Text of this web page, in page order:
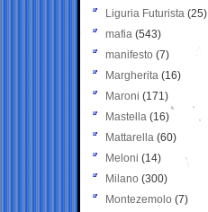
Liguria Futurista (25)
mafia (543)
manifesto (7)
Margherita (16)
Maroni (171)
Mastella (16)
Mattarella (60)
Meloni (14)
Milano (300)
Montezemolo (7)